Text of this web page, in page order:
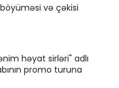
və çəkisi
həyat sirləri" adlı
promo turuna